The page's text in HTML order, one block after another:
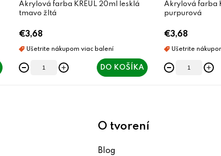
Akrylová farba KREUL 20ml lesklá
tmavo žltá
€3,68
DO KOŠÍKA
Akrylová farba
purpurová
€3,68
O tvorení
Blog